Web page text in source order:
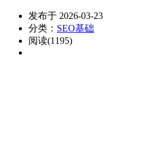
发布于 2026-03-23
分类： SEO基础
阅读(1195)